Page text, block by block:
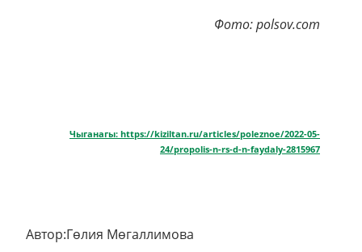
Фото: polsov.com
Чыганагы: https://kiziltan.ru/articles/poleznoe/2022-05-
24/propolis-n-rs-d-n-faydaly-2815967
Автор:Гөлия Мөгаллимова